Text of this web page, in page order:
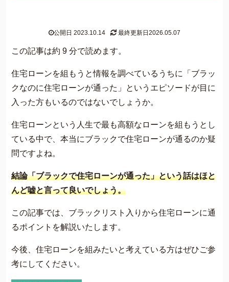
グリーン司法書士法人について
グリーン司法書士法人のご紹介
無料相談の流れ
費用について
よくあるご質問
サイト内の画像等のご利用条件
借金返済の相談はコチラ
公開日 2023.10.14 最終更新日2026.05.07
この記事は約 9 分で読めます。
住宅ローンを組もうと情報を調べているうちに「ブラッ
クなのに住宅ローンが通った」というエピソードが目に
入った方もいるのではないでしょうか。
住宅ローンという人生で最も高額なローンを組もうとし
ている中で、本当にブラックで住宅ローンが通るのか疑
問ですよね。
結論「ブラックで住宅ローンが通った」という話はほと
んど嘘と言って良いでしょう。
この記事では、ブラックリスト入りから住宅ローンに通
るポイントを解説いたします。
今後、住宅ローンを組みたいと考えている方はぜひご参
考にしてください。